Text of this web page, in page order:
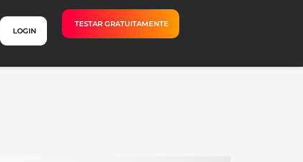
LOGIN
TESTAR GRATUITAMENTE